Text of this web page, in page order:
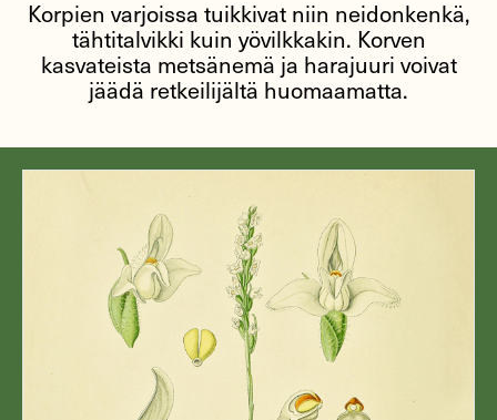
Korpien varjoissa tuikkivat niin neidonkenkä,
tähtitalvikki kuin yövilkkakin. Korven
kasvateista metsänemä ja harajuuri voivat
jäädä retkeilijältä huomaamatta.